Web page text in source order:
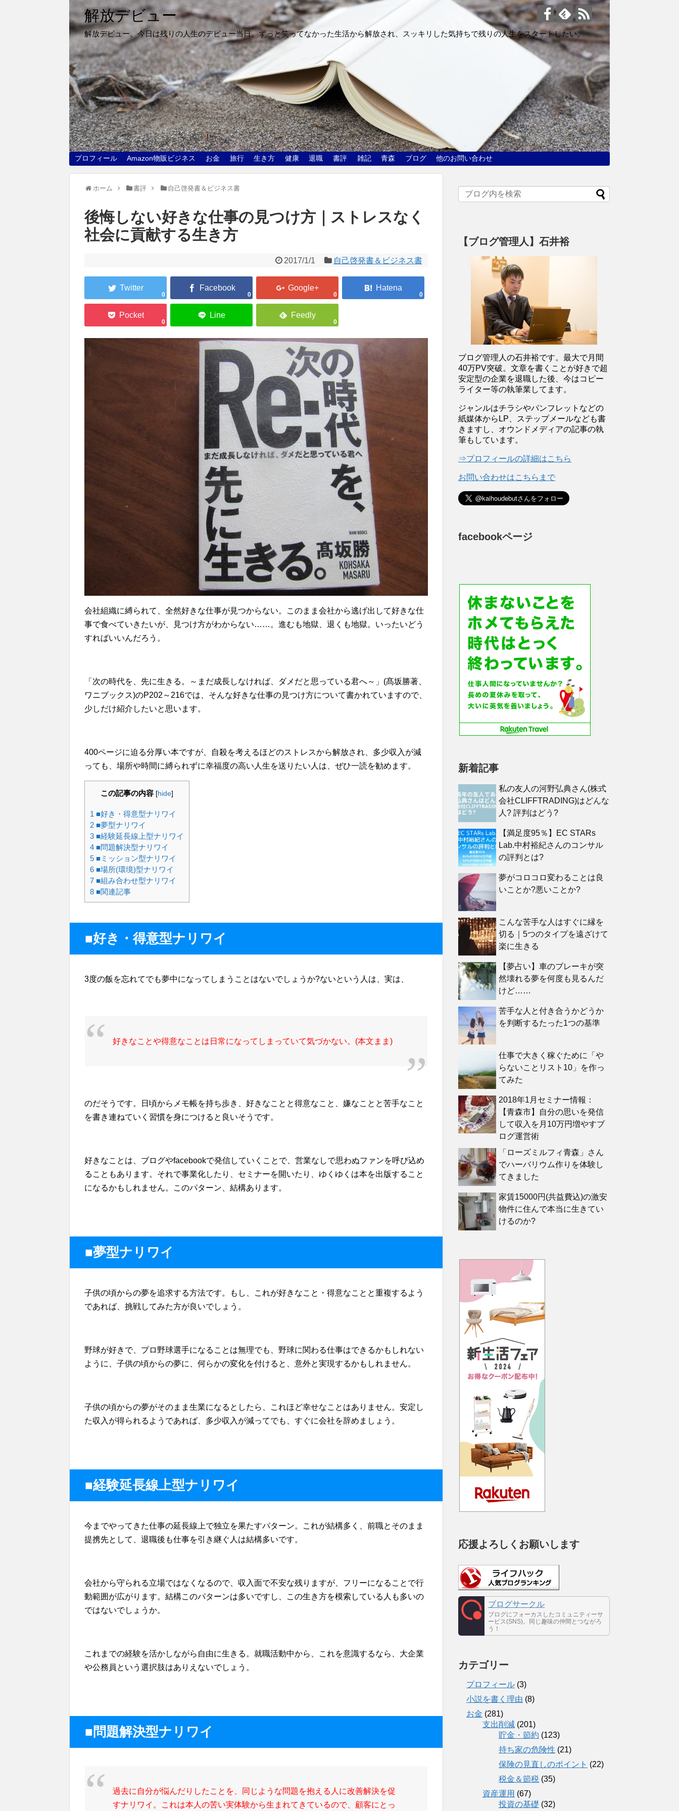
解放デビュー
解放デビュー。今日は残りの人生のデビュー当日。ずっと笑ってなかった生活から解放され、スッキリした気持ちで残りの人生をスタートしたい。
プロフィール Amazon物販ビジネス お金 旅行 生き方 健康 退職 書評 雑記 青森 ブログ 他のお問い合わせ
ホーム 書評 自己啓発書＆ビジネス書
後悔しない好きな仕事の見つけ方｜ストレスなく
社会に貢献する生き方
2017/1/1 自己啓発書＆ビジネス書
0 0 0 0
0 0
会社組織に縛られて、全然好きな仕事が見つからない。このまま会社から逃げ出して好きな仕
事で食べていきたいが、見つけ方がわからない……。進むも地獄、退くも地獄。いったいどう
すればいいんだろう。
「次の時代を、先に生きる。～まだ成長しなければ、ダメだと思っている君へ～」(髙坂勝著、
ワニブックス)のP202～216では、そんな好きな仕事の見つけ方について書かれていますので、
少しだけ紹介したいと思います。
400ページに迫る分厚い本ですが、自殺を考えるほどのストレスから解放され、多少収入が減
っても、場所や時間に縛られずに幸福度の高い人生を送りたい人は、ぜひ一読を勧めます。
この記事の内容 [hide]
1 ■好き・得意型ナリワイ
2 ■夢型ナリワイ
3 ■経験延長線上型ナリワイ
4 ■問題解決型ナリワイ
5 ■ミッション型ナリワイ
6 ■場所(環境)型ナリワイ
7 ■組み合わせ型ナリワイ
8 ■関連記事
■好き・得意型ナリワイ
3度の飯を忘れてでも夢中になってしまうことはないでしょうか?ないという人は、実は、
好きなことや得意なことは日常になってしまっていて気づかない。(本文まま)
のだそうです。日頃からメモ帳を持ち歩き、好きなことと得意なこと、嫌なことと苦手なこと
を書き連ねていく習慣を身につけると良いそうです。
好きなことは、ブログやfacebookで発信していくことで、営業なしで思わぬファンを呼び込め
ることもあります。それで事業化したり、セミナーを開いたり、ゆくゆくは本を出版すること
になるかもしれません。このパターン、結構あります。
■夢型ナリワイ
子供の頃からの夢を追求する方法です。もし、これが好きなこと・得意なことと重複するよう
であれば、挑戦してみた方が良いでしょう。
野球が好きで、プロ野球選手になることは無理でも、野球に関わる仕事はできるかもしれない
ように、子供の頃からの夢に、何らかの変化を付けると、意外と実現するかもしれません。
子供の頃からの夢がそのまま生業になるとしたら、これほど幸せなことはありません。安定し
た収入が得られるようであれば、多少収入が減ってでも、すぐに会社を辞めましょう。
■経験延長線上型ナリワイ
今までやってきた仕事の延長線上で独立を果たすパターン。これが結構多く、前職とそのまま
提携先として、退職後も仕事を引き継ぐ人は結構多いです。
会社から守られる立場ではなくなるので、収入面で不安な残りますが、フリーになることで行
動範囲が広がります。結構このパターンは多いですし、この生き方を模索している人も多いの
ではないでしょうか。
これまでの経験を活かしながら自由に生きる。就職活動中から、これを意識するなら、大企業
や公務員という選択肢はありえないでしょう。
■問題解決型ナリワイ
過去に自分が悩んだりしたことを、同じような問題を抱える人に改善解決を促
すナリワイ。これは本人の苦い実体験から生まれてきているので、顧客にとっ
【ブログ管理人】石井裕
ブログ管理人の石井裕です。最大で月間
40万PV突破。文章を書くことが好きで超
安定型の企業を退職した後、今はコピー
ライター等の執筆業してます。
ジャンルはチラシやパンフレットなどの
紙媒体からLP、ステップメールなども書
きますし、オウンドメディアの記事の執
筆もしています。
⇒プロフィールの詳細はこちら
お問い合わせはこちらまで
facebookページ
新着記事
私の友人の河野弘典さん(株式
会社CLIFFTRADING)はどんな
人? 評判はどう?
【満足度95％】EC STARs
Lab.中村裕紀さんのコンサル
の評判とは?
夢がコロコロ変わることは良
いことか?悪いことか?
こんな苦手な人はすぐに縁を
切る｜5つのタイプを遠ざけて
楽に生きる
【夢占い】車のブレーキが突
然壊れる夢を何度も見るんだ
けど……
苦手な人と付き合うかどうか
を判断するたった1つの基準
仕事で大きく稼ぐために「や
らないことリスト10」を作っ
てみた
2018年1月セミナー情報：
【青森市】自分の思いを発信
して収入を月10万円増やすブ
ログ運営術
「ローズミルフィ青森」さん
でハーバリウム作りを体験し
てきました
家賃15000円(共益費込)の激安
物件に住んで本当に生きてい
けるのか?
応援よろしくお願いします
ブログサークル
ブログにフォーカスしたコミュニティーサ
ービス(SNS)。同じ趣味の仲間とつながろ
う！
カテゴリー
プロフィール (3)
小説を書く理由 (8)
お金 (281)
支出削減 (201)
貯金・節約 (123)
持ち家の危険性 (21)
保険の見直しのポイント (22)
税金＆節税 (35)
資産運用 (67)
投資の基礎 (32)